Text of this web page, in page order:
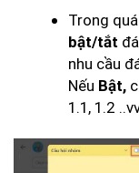
Trong
bật/tắt
nhu cầu
Nếu Bật,
1.1, 1.2